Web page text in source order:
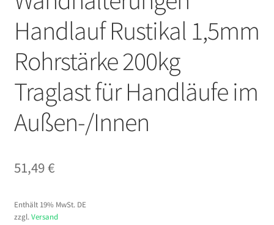
Handlauf Rustikal 1,5mm
Rohrstärke 200kg
Traglast ​für Handläufe im
Außen-/Innen
51,49€
Enthält 19% MwSt. DE
zzgl. Versand